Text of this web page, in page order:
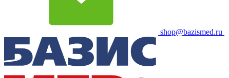
shop@bazismed.ru